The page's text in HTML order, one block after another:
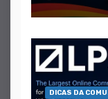
DICAS DA